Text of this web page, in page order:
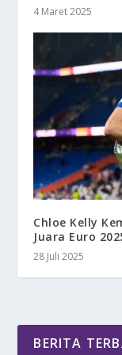
4 Maret 2025
Chloe Kelly
Juara Euro
28 Juli 2025
BERITA